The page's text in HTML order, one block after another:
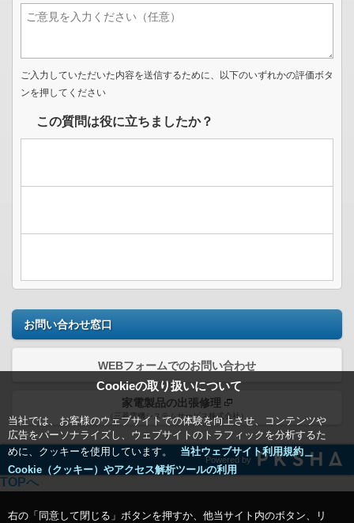
Cookieの取り扱いについて
当社では、お客様のウェブサイトでの体験を向上させ、コンテンツや
広告をパーソナライズし、ウェブサイトのトラフィックを分析するた
めに、クッキーを使用しています。
当社ウェブサイト利用規約＿
Cookie（クッキー）やアクセス解析ツールの利用
右の「同意して閉じる」ボタンを押すか、他当サイト内のボタン、リ
ご入力していただいた内容を送信するために、以下のいずれかの評価ボタ
ンを押してください
この質問は役に立ちましたか？
お問い合わせ窓口
WEBフォームでのお問い合わせ
家電製品の出張修理
（三菱電機システムサービス株式会社）
Powered by
TOPへ